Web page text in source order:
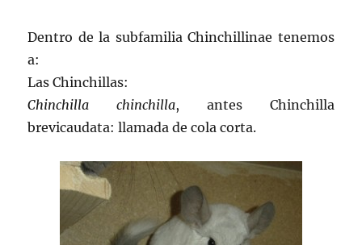
Dentro de la subfamilia Chinchillinae tenemos
a:
Las Chinchillas:
Chinchilla chinchilla, antes Chinchilla
brevicaudata: llamada de cola corta.